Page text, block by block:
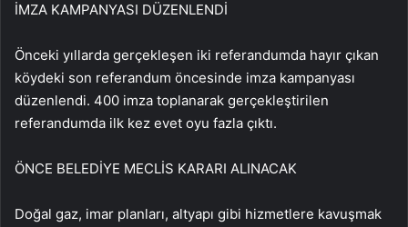
İMZA KAMPANYASI DÜZENLENDİ
Önceki yıllarda gerçekleşen iki referandumda hayır çıkan
köydeki son referandum öncesinde imza kampanyası
düzenlendi. 400 imza toplanarak gerçekleştirilen
referandumda ilk kez evet oyu fazla çıktı.
ÖNCE BELEDİYE MECLİS KARARI ALINACAK
Doğal gaz, imar planları, altyapı gibi hizmetlere kavuşmak